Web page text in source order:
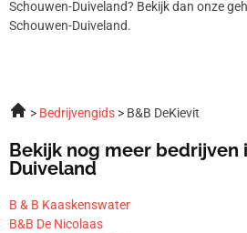
Schouwen-Duiveland? Bekijk dan onze
Schouwen-Duiveland.
Bedrijvengids B&B DeKievit
Bekijk nog meer bedrijven
Duiveland
B & B Kaaskenswater
B&B De Nicolaas